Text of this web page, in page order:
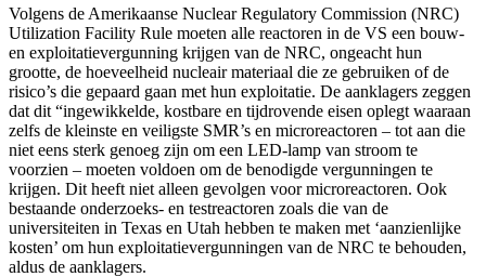
Volgens de Amerikaanse Nuclear Regulatory Commission (NRC)
Utilization Facility Rule moeten alle reactoren in de VS een bouw-
en exploitatievergunning krijgen van de NRC, ongeacht hun
grootte, de hoeveelheid nucleair materiaal die ze gebruiken of de
risico’s die gepaard gaan met hun exploitatie. De aanklagers zeggen
dat dit “ingewikkelde, kostbare en tijdrovende eisen oplegt waaraan
zelfs de kleinste en veiligste SMR’s en microreactoren – tot aan die
niet eens sterk genoeg zijn om een LED-lamp van stroom te
voorzien – moeten voldoen om de benodigde vergunningen te
krijgen. Dit heeft niet alleen gevolgen voor microreactoren. Ook
bestaande onderzoeks- en testreactoren zoals die van de
universiteiten in Texas en Utah hebben te maken met ‘aanzienlijke
kosten’ om hun exploitatievergunningen van de NRC te behouden,
aldus de aanklagers.